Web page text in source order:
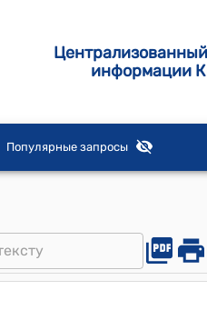
информации
Популярные запросы